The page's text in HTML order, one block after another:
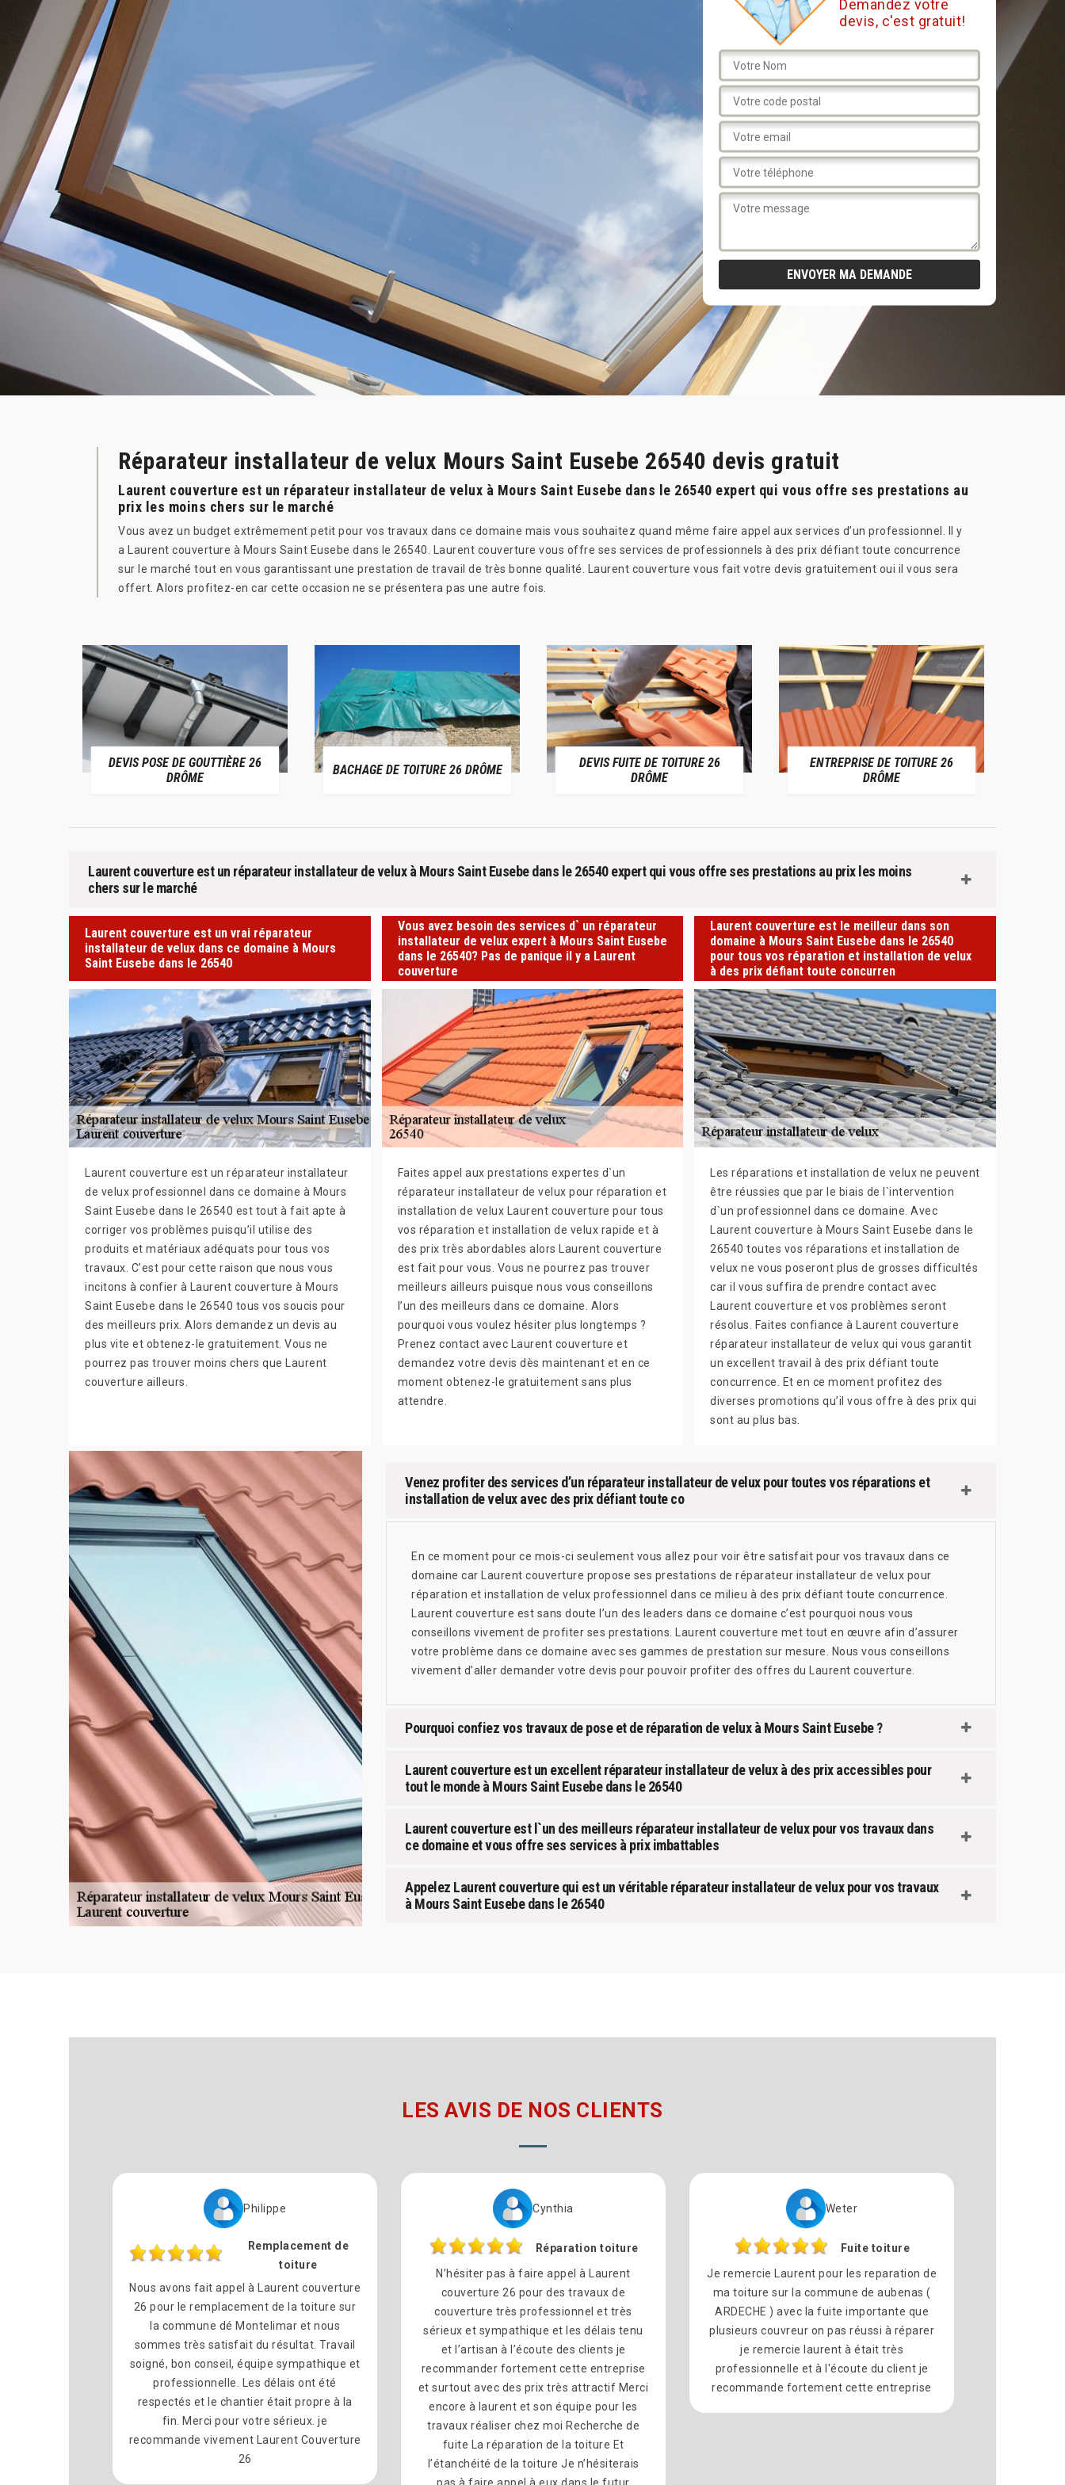
Demandez votre
devis, c'est gratuit!
Réparateur installateur de velux Mours Saint Eusebe 26540 devis gratuit
Laurent couverture est un réparateur installateur de velux à Mours Saint Eusebe dans le 26540 expert qui vous offre ses prestations au
prix les moins chers sur le marché
Vous avez un budget extrêmement petit pour vos travaux dans ce domaine mais vous souhaitez quand même faire appel aux services d’un professionnel. Il y
a Laurent couverture à Mours Saint Eusebe dans le 26540. Laurent couverture vous offre ses services de professionnels à des prix défiant toute concurrence
sur le marché tout en vous garantissant une prestation de travail de très bonne qualité. Laurent couverture vous fait votre devis gratuitement oui il vous sera
offert. Alors profitez-en car cette occasion ne se présentera pas une autre fois.
DE GOUTTIÈRE 26
BACHAGE DE TOITURE 26 DRÔME
DEVIS FUITE DE TOITURE 26
DRÔME
ENTREPRISE DE TOITURE 26
DRÔME
DEVIS TOITURE 26 DRÔME
Laurent couverture est un réparateur installateur de velux à Mours Saint Eusebe dans le 26540 expert qui vous offre ses prestations au prix les moins
chers sur le marché
Laurent couverture est un vrai réparateur
installateur de velux dans ce domaine à Mours
Saint Eusebe dans le 26540
Laurent couverture est un réparateur installateur
de velux professionnel dans ce domaine à Mours
Saint Eusebe dans le 26540 est tout à fait apte à
corriger vos problèmes puisqu’il utilise des
produits et matériaux adéquats pour tous vos
travaux. C’est pour cette raison que nous vous
incitons à confier à Laurent couverture à Mours
Saint Eusebe dans le 26540 tous vos soucis pour
des meilleurs prix. Alors demandez un devis au
plus vite et obtenez-le gratuitement. Vous ne
pourrez pas trouver moins chers que Laurent
couverture ailleurs.
Vous avez besoin des services d` un réparateur
installateur de velux expert à Mours Saint Eusebe
dans le 26540? Pas de panique il y a Laurent
couverture
Faites appel aux prestations expertes d`un
réparateur installateur de velux pour réparation et
installation de velux Laurent couverture pour tous
vos réparation et installation de velux rapide et à
des prix très abordables alors Laurent couverture
est fait pour vous. Vous ne pourrez pas trouver
meilleurs ailleurs puisque nous vous conseillons
l’un des meilleurs dans ce domaine. Alors
pourquoi vous voulez hésiter plus longtemps ?
Prenez contact avec Laurent couverture et
demandez votre devis dès maintenant et en ce
moment obtenez-le gratuitement sans plus
attendre.
Laurent couverture est le meilleur dans son
domaine à Mours Saint Eusebe dans le 26540
pour tous vos réparation et installation de velux
à des prix défiant toute concurren
Les réparations et installation de velux ne peuvent
être réussies que par le biais de l`intervention
d`un professionnel dans ce domaine. Avec
Laurent couverture à Mours Saint Eusebe dans le
26540 toutes vos réparations et installation de
velux ne vous poseront plus de grosses difficultés
car il vous suffira de prendre contact avec
Laurent couverture et vos problèmes seront
résolus. Faites confiance à Laurent couverture
réparateur installateur de velux qui vous garantit
un excellent travail à des prix défiant toute
concurrence. Et en ce moment profitez des
diverses promotions qu’il vous offre à des prix qui
sont au plus bas.
Venez profiter des services d’un réparateur installateur de velux pour toutes vos réparations et
installation de velux avec des prix défiant toute co
En ce moment pour ce mois-ci seulement vous allez pour voir être satisfait pour vos travaux dans ce
domaine car Laurent couverture propose ses prestations de réparateur installateur de velux pour
réparation et installation de velux professionnel dans ce milieu à des prix défiant toute concurrence.
Laurent couverture est sans doute l’un des leaders dans ce domaine c’est pourquoi nous vous
conseillons vivement de profiter ses prestations. Laurent couverture met tout en œuvre afin d’assurer
votre problème dans ce domaine avec ses gammes de prestation sur mesure. Nous vous conseillons
vivement d’aller demander votre devis pour pouvoir profiter des offres du Laurent couverture.
Pourquoi confiez vos travaux de pose et de réparation de velux à Mours Saint Eusebe ?
Laurent couverture est un excellent réparateur installateur de velux à des prix accessibles pour
tout le monde à Mours Saint Eusebe dans le 26540
Laurent couverture est l`un des meilleurs réparateur installateur de velux pour vos travaux dans
ce domaine et vous offre ses services à prix imbattables
Appelez Laurent couverture qui est un véritable réparateur installateur de velux pour vos travaux
à Mours Saint Eusebe dans le 26540
LES AVIS DE NOS CLIENTS
Philippe
Remplacement de
toiture
Nous avons fait appel à Laurent couverture
26 pour le remplacement de la toiture sur
la commune dé Montelimar et nous
sommes très satisfait du résultat. Travail
soigné, bon conseil, équipe sympathique et
professionnelle. Les délais ont été
respectés et le chantier était propre à la
fin. Merci pour votre sérieux. je
recommande vivement Laurent Couverture
26
Cynthia
Réparation toiture
N’hésiter pas à faire appel à Laurent
couverture 26 pour des travaux de
couverture très professionnel et très
sérieux et sympathique et les délais tenu
et l’artisan à l’écoute des clients je
recommander fortement cette entreprise
et surtout avec des prix très attractif Merci
encore à laurent et son équipe pour les
travaux réaliser chez moi Recherche de
fuite La réparation de la toiture Et
l’étanchéité de la toiture Je n’hésiterais
pas à faire appel à eux dans le futur
Weter
Fuite toiture
Je remercie Laurent pour les reparation de
ma toiture sur la commune de aubenas (
ARDECHE ) avec la fuite importante que
plusieurs couvreur on pas réussi à réparer
je remercie laurent à était très
professionnelle et à l'écoute du client je
recommande fortement cette entreprise